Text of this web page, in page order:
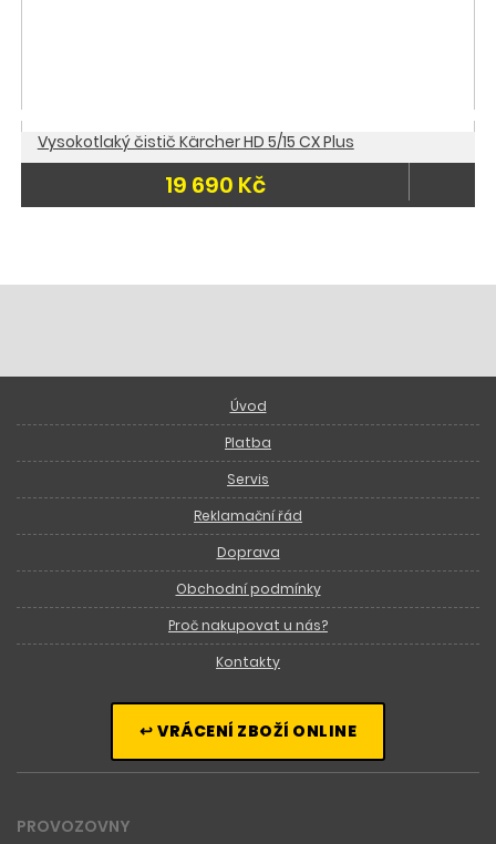
Vysokotlaký čistič Kärcher HD 5/15 CX Plus
19 690 Kč
Úvod
Platba
Servis
Reklamační řád
Doprava
Obchodní podmínky
Proč nakupovat u nás?
Kontakty
↩ VRÁCENÍ ZBOŽÍ ONLINE
PROVOZOVNY